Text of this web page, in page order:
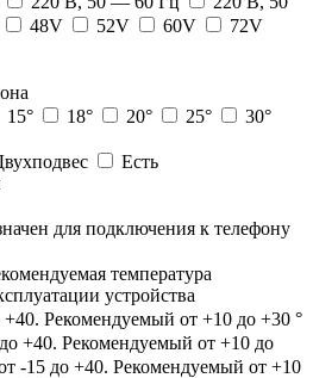
48V 52V 60V
72V
15° 18° 20° 25°
30°
Есть
для подключения к телефону
температура
устройства
Рекомендуемый от +10 до +30 °
+40. Рекомендуемый от +10 до
-15 до +40. Рекомендуемый от +10